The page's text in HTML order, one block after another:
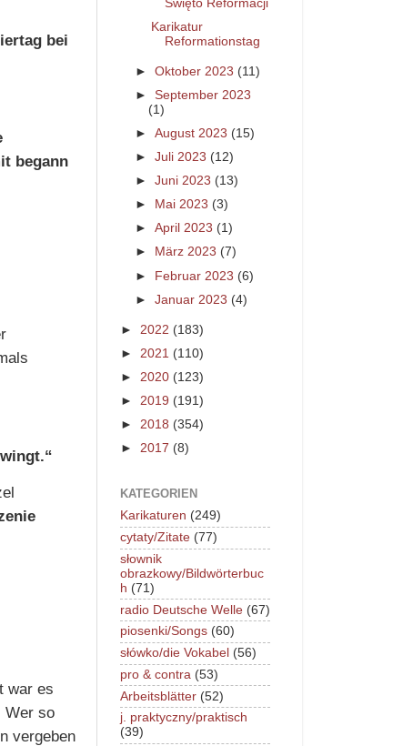
bei
begann
war es
Wer so
vergeben
Święto Reformacji
Karikatur
Reformationstag
►Oktober 2023 (11)
►September 2023
(1)
►August 2023 (15)
►Juli 2023 (12)
►Juni 2023 (13)
►
Mai 2023 (3)
►April 2023 (1)
►
März 2023 (7)
► Februar 2023 (6)
►Januar 2023 (4)
► 2022 (183)
► 2021 (110)
► 2020 (123)
► 2019 (191)
► 2018 (354)
► 2017 (8)
KATEGORIEN
Karikaturen (249)
cytaty/Zitate (77)
słownik
obrazkowy/Bildwörterbuc
h (71)
radio Deutsche Welle (67)
piosenki/Songs (60)
słówko/die Vokabel (56)
pro & contra (53)
Arbeitsblätter (52)
j. praktyczny/praktisch
(39)